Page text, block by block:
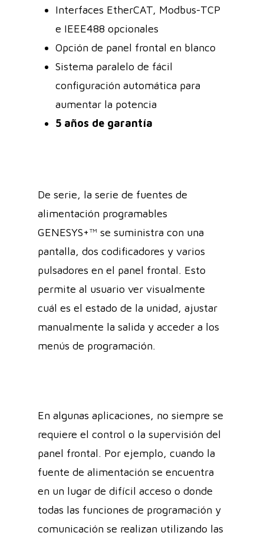
Interfaces EtherCAT, Modbus-TCP
e IEEE488 opcionales
Opción de panel frontal en blanco
Sistema paralelo de fácil
configuración automática para
aumentar la potencia
5 años de garantía
De serie, la serie de fuentes de
alimentación programables
GENESYS+™ se suministra con una
pantalla, dos codificadores y varios
pulsadores en el panel frontal. Esto
permite al usuario ver visualmente
cuál es el estado de la unidad, ajustar
manualmente la salida y acceder a los
menús de programación.
En algunas aplicaciones, no siempre se
requiere el control o la supervisión del
panel frontal. Por ejemplo, cuando la
fuente de alimentación se encuentra
en un lugar de difícil acceso o donde
todas las funciones de programación y
comunicación se realizan utilizando las